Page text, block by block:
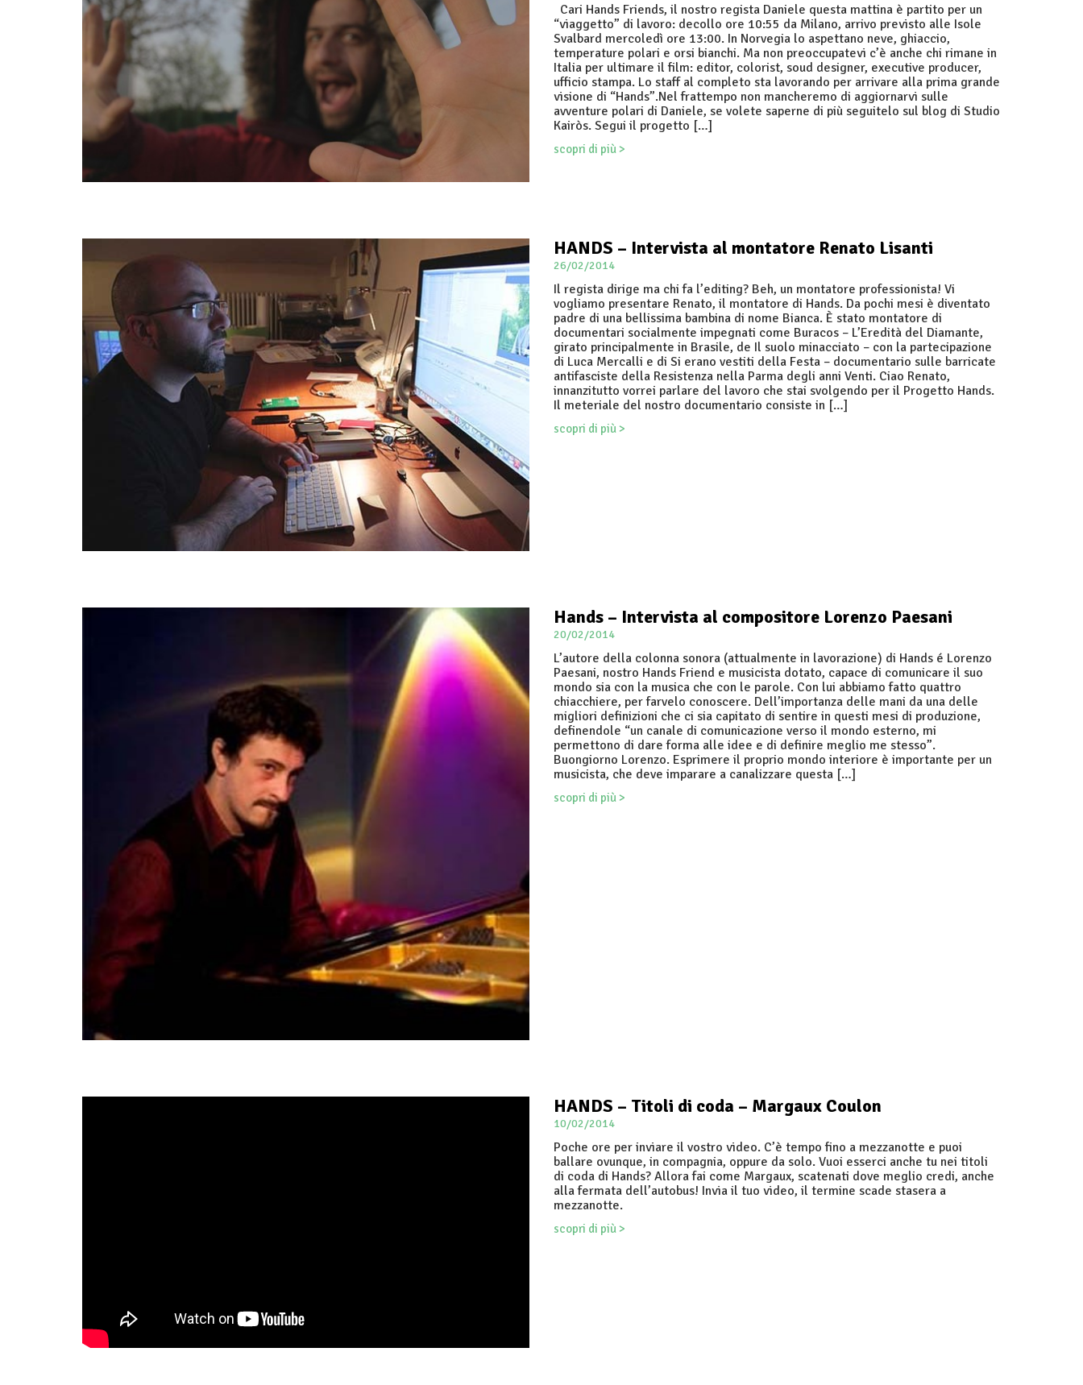
Cari Hands Friends, il nostro regista Daniele questa mattina è partito per un
“viaggetto” di lavoro: decollo ore 10:55 da Milano, arrivo previsto alle Isole
Svalbard mercoledì ore 13:00. In Norvegia lo aspettano neve, ghiaccio,
temperature polari e orsi bianchi. Ma non preoccupatevi c’è anche chi rimane in
Italia per ultimare il film: editor, colorist, soud designer, executive producer,
ufficio stampa. Lo staff al completo sta lavorando per arrivare alla prima grande
visione di “Hands”.Nel frattempo non mancheremo di aggiornarvi sulle
avventure polari di Daniele, se volete saperne di più seguitelo sul blog di Studio
Kairòs. Segui il progetto […]
scopri di più >
HANDS – Intervista al montatore Renato Lisanti
26/02/2014
Il regista dirige ma chi fa l’editing? Beh, un montatore professionista! Vi
vogliamo presentare Renato, il montatore di Hands. Da pochi mesi è diventato
padre di una bellissima bambina di nome Bianca. È stato montatore di
documentari socialmente impegnati come Buracos – L’Eredità del Diamante,
girato principalmente in Brasile, de Il suolo minacciato – con la partecipazione
di Luca Mercalli e di Si erano vestiti della Festa – documentario sulle barricate
antifasciste della Resistenza nella Parma degli anni Venti. Ciao Renato,
innanzitutto vorrei parlare del lavoro che stai svolgendo per il Progetto Hands.
Il meteriale del nostro documentario consiste in […]
scopri di più >
Hands – Intervista al compositore Lorenzo Paesani
20/02/2014
L’autore della colonna sonora (attualmente in lavorazione) di Hands é Lorenzo
Paesani, nostro Hands Friend e musicista dotato, capace di comunicare il suo
mondo sia con la musica che con le parole. Con lui abbiamo fatto quattro
chiacchiere, per farvelo conoscere. Dell’importanza delle mani da una delle
migliori definizioni che ci sia capitato di sentire in questi mesi di produzione,
definendole “un canale di comunicazione verso il mondo esterno, mi
permettono di dare forma alle idee e di definire meglio me stesso”.
Buongiorno Lorenzo. Esprimere il proprio mondo interiore è importante per un
musicista, che deve imparare a canalizzare questa […]
scopri di più >
HANDS – Titoli di coda – Margaux Coulon
10/02/2014
Poche ore per inviare il vostro video. C’è tempo fino a mezzanotte e puoi
ballare ovunque, in compagnia, oppure da solo. Vuoi esserci anche tu nei titoli
di coda di Hands? Allora fai come Margaux, scatenati dove meglio credi, anche
alla fermata dell’autobus! Invia il tuo video, il termine scade stasera a
mezzanotte.
scopri di più >